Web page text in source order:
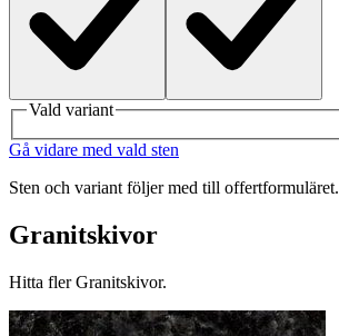
Vald variant
Gå vidare med vald sten
Sten och variant följer med till offertformuläret.
Granitskivor
Hitta fler Granitskivor.